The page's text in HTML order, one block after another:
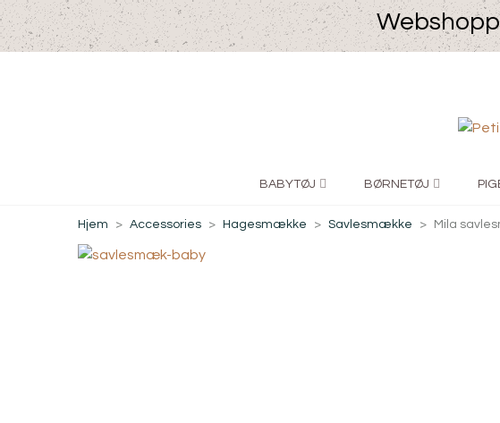
BABYTØJ BØRNETØJ
Hjem > Accessories > Hagesmække > Savlesmække > Mila